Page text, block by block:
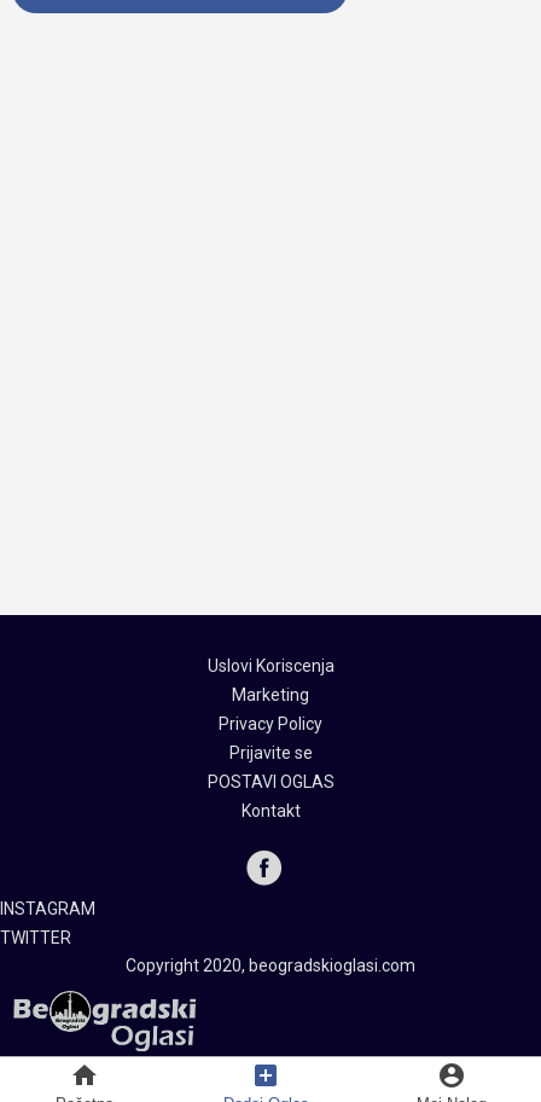
Uslovi Koriscenja
Marketing
Privacy Policy
Prijavite se
POSTAVI OGLAS
Kontakt
INSTAGRAM
TWITTER
Copyright 2020, beogradskioglasi.com
home add_box account_circle